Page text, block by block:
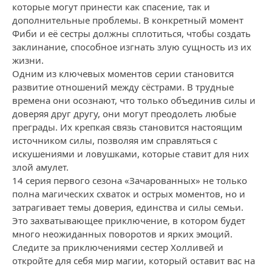
которые могут принести как спасение, так и
дополнительные проблемы. В конкретный момент
Фиби и её сестры должны сплотиться, чтобы создать
заклинание, способное изгнать злую сущность из их
жизни.
Одним из ключевых моментов серии становится
развитие отношений между сёстрами. В трудные
времена они осознают, что только объединив силы и
доверяя друг другу, они могут преодолеть любые
преграды. Их крепкая связь становится настоящим
источником силы, позволяя им справляться с
искушениями и ловушками, которые ставит для них
злой амулет.
14 серия первого сезона «Зачарованных» не только
полна магических схваток и острых моментов, но и
затрагивает темы доверия, единства и силы семьи.
Это захватывающее приключение, в котором будет
много неожиданных поворотов и ярких эмоций.
Следите за приключениями сестер Холливей и
откройте для себя мир магии, который оставит вас на